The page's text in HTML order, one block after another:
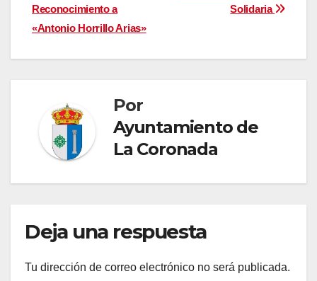
de
entradas
Solidaria
Reconocimiento a
«Antonio Horrillo Arias»
Por
Ayuntamiento de
La Coronada
Deja una respuesta
Tu dirección de correo electrónico no será publicada.